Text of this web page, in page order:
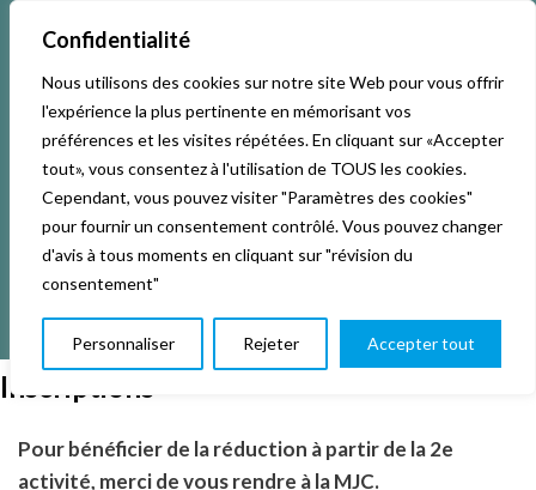
Confidentialité
Nous utilisons des cookies sur notre site Web pour vous offrir
l'expérience la plus pertinente en mémorisant vos
préférences et les visites répétées. En cliquant sur «Accepter
tout», vous consentez à l'utilisation de TOUS les cookies.
Cependant, vous pouvez visiter "Paramètres des cookies"
pour fournir un consentement contrôlé. Vous pouvez changer
d'avis à tous moments en cliquant sur "révision du
consentement"
Personnaliser Rejeter Accepter tout
Accueil Activités & Inscriptions
Événements Studios L’association
La vie de La KAB’ Club
Inscriptions
Pour bénéficier de la réduction à partir de la 2e
activité, merci de vous rendre à la MJC.